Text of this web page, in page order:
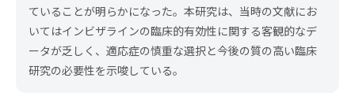
ていることが明らかになった。本研究は、当時の文献にお
いてはインビザラインの臨床的有効性に関する客観的なデ
ータが乏しく、適応症の慎重な選択と今後の質の高い臨床
研究の必要性を示唆している。